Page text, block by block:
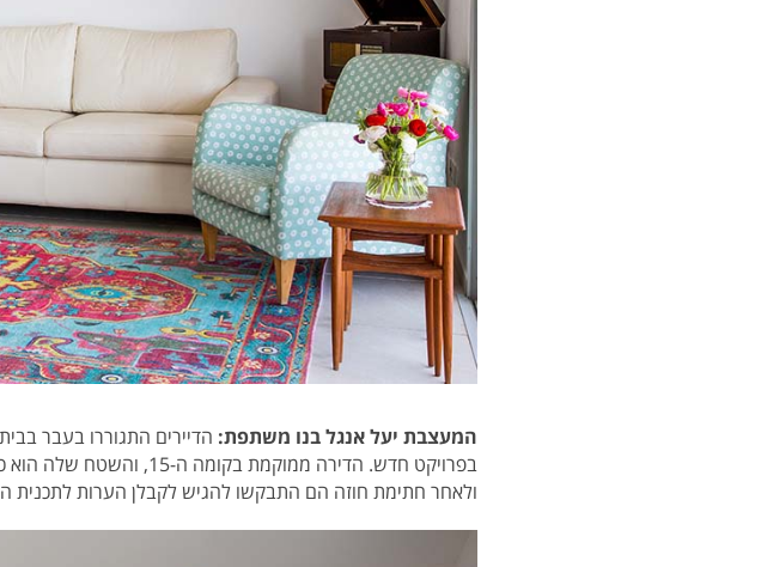
המעצבת יעל אנגל בנו משתפת: הדיירים התגוררו
בפרויקט חדש. הדירה ממוקמת בקומה ה-15, והשטח שלה הוא כ-150 מ"ר + מרפסת בגודל של 55 מ"ר.
ולאחר חתימת חוזה הם התבקשו להגיש לקבלן הערות לתכנית ה